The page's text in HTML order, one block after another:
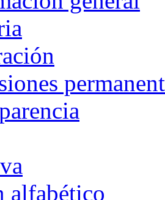
alfabético